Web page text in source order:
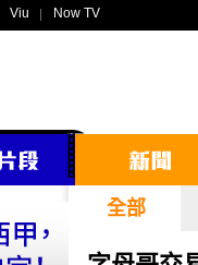
Viu Now TV
全部